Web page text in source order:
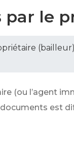
par le
(bailleur)
(ou l’agent
est